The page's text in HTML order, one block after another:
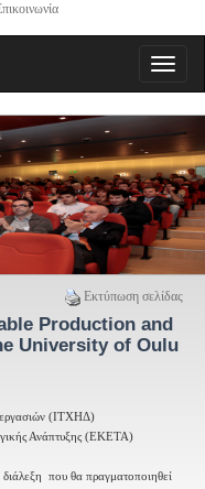
Εκτύπωση σελίδας
Production and
University of Oulu
(ΙΤΧΗΔ)
Ανάπτυξης (ΕΚΕΤΑ)
που θα πραγματοποιηθεί